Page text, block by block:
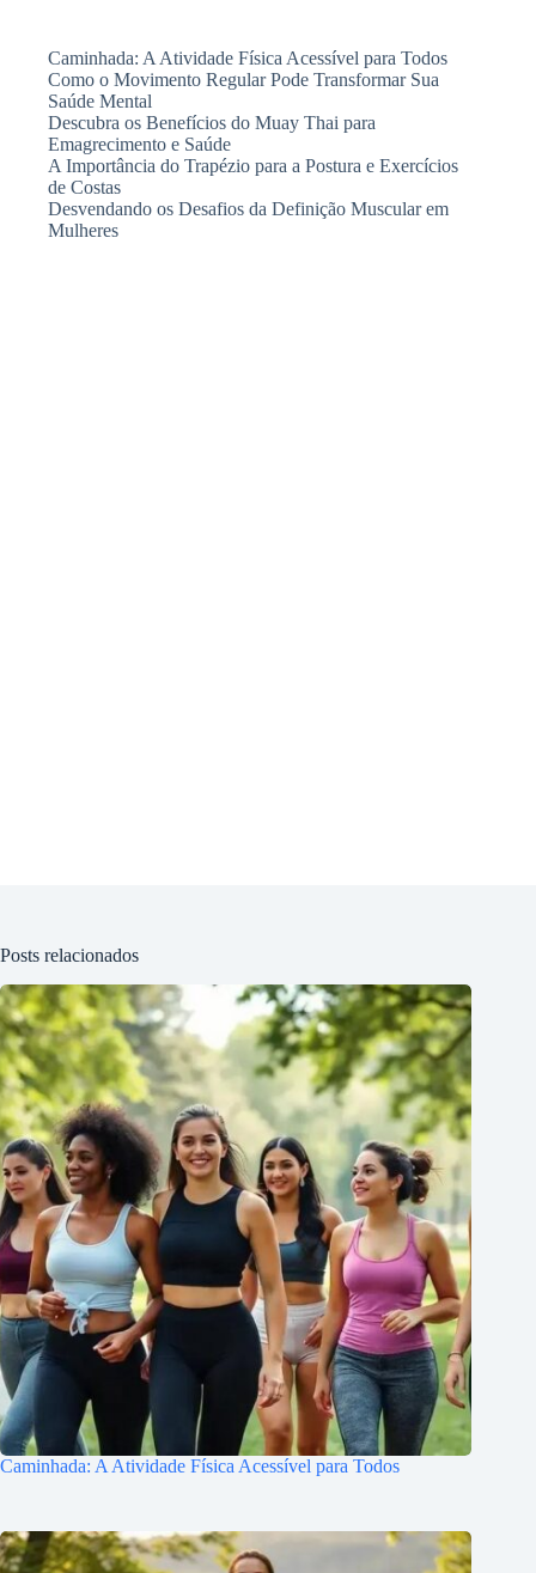
Caminhada: A Atividade Física Acessível para Todos
Como o Movimento Regular Pode Transformar Sua
Saúde Mental
Descubra os Benefícios do Muay Thai para
Emagrecimento e Saúde
A Importância do Trapézio para a Postura e Exercícios
de Costas
Desvendando os Desafios da Definição Muscular em
Mulheres
Posts relacionados
Caminhada: A Atividade Física Acessível para Todos